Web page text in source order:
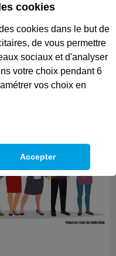
D’UNITÉ
cookies
cookies dans le but de
de vous permettre
sociaux et d'analyser
votre choix pendant 6
vos choix en
Accepter